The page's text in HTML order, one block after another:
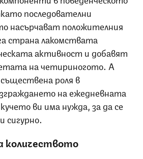
последователни
насърчават положителния
страна лакомствата
активност и добавят
на четириногото. А
роля в
на ежедневната
ви има нужда, за да се
сигурно.
количеството